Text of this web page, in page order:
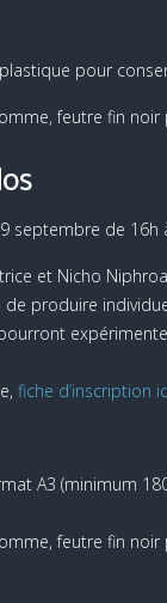
pour
feutre fin
septembre de 16h
et Nicho
de produire
fiche d’inscription
A3 (minimum
feutre fin